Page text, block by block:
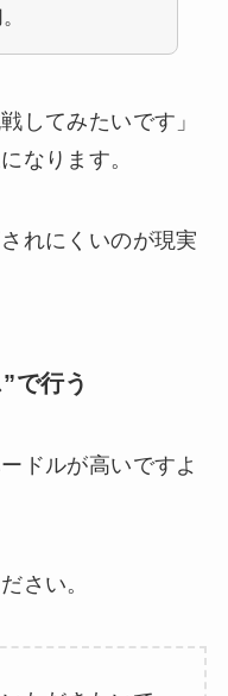
してみたいです」
なります。
れにくいのが現実
で行う
ドルが高いですよ
さい。